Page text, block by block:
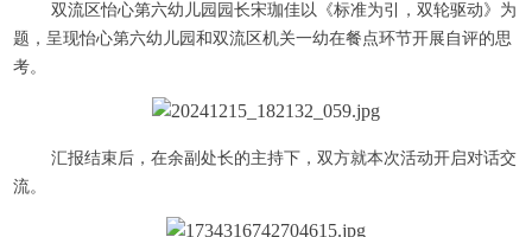
双流区怡心第六幼儿园园长宋珈佳以《标准为引，双轮驱动》为
题，呈现怡心第六幼儿园和双流区机关一幼在餐点环节开展自评的思
考。
汇报结束后，在余副处长的主持下，双方就本次活动开启对话交
流。